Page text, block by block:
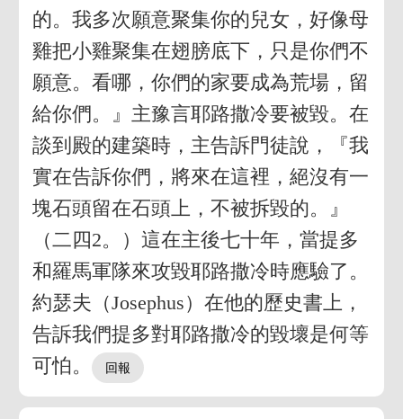
的。我多次願意聚集你的兒女，好像母
雞把小雞聚集在翅膀底下，只是你們不
願意。看哪，你們的家要成為荒場，留
給你們。』主豫言耶路撒冷要被毀。在
談到殿的建築時，主告訴門徒說，『我
實在告訴你們，將來在這裡，絕沒有一
塊石頭留在石頭上，不被拆毀的。』
（二四2。）這在主後七十年，當提多
和羅馬軍隊來攻毀耶路撒冷時應驗了。
約瑟夫（Josephus）在他的歷史書上，
告訴我們提多對耶路撒冷的毀壞是何等
可怕。